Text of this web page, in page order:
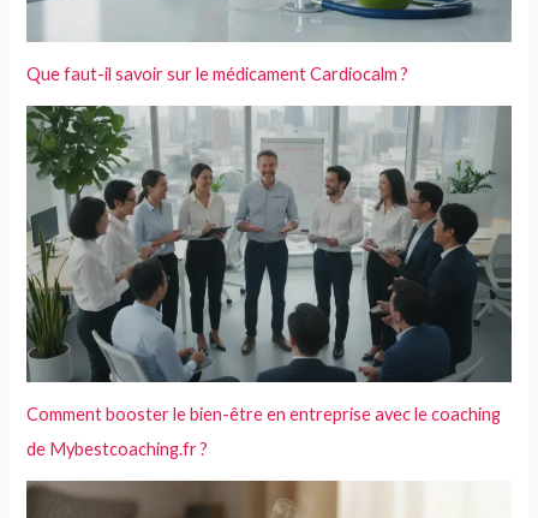
Que faut-il savoir sur le médicament Cardiocalm ?
Comment booster le bien-être en entreprise avec le coaching
de Mybestcoaching.fr ?